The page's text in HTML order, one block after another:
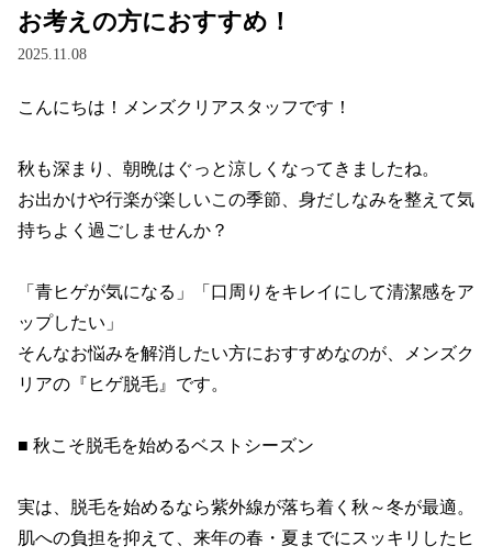
お考えの方におすすめ！
2025.11.08
こんにちは！メンズクリアスタッフです！
秋も深まり、朝晩はぐっと涼しくなってきましたね。
お出かけや行楽が楽しいこの季節、身だしなみを整えて気
持ちよく過ごしませんか？
「青ヒゲが気になる」「口周りをキレイにして清潔感をア
ップしたい」
そんなお悩みを解消したい方におすすめなのが、メンズク
リアの『ヒゲ脱毛』です。
■ 秋こそ脱毛を始めるベストシーズン
実は、脱毛を始めるなら紫外線が落ち着く秋～冬が最適。
肌への負担を抑えて、来年の春・夏までにスッキリしたヒ